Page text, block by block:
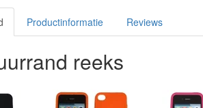
Productinformatie Reviews
reeks